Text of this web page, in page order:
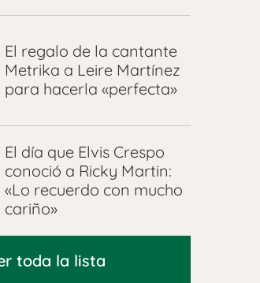
El regalo de la cantante
Metrika a Leire Martínez
para hacerla «perfecta»
El día que Elvis Crespo
conoció a Ricky Martin:
«Lo recuerdo con mucho
cariño»
toda la lista